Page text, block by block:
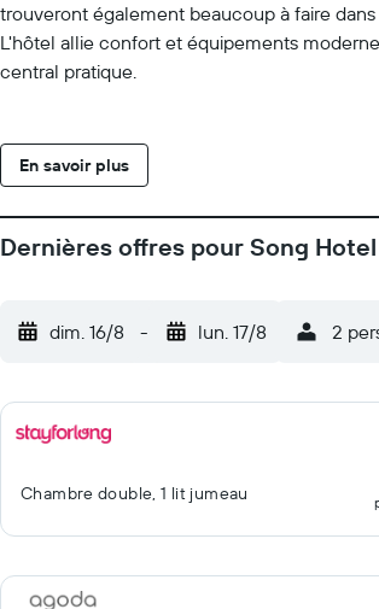
trouveront également beaucoup à faire dans
L'hôtel allie confort et équipements
central pratique.
En savoir plus
Dernières offres pour Song
dim. 16/8 - lun. 17/8 2
Chambre double, 1 lit jumeau